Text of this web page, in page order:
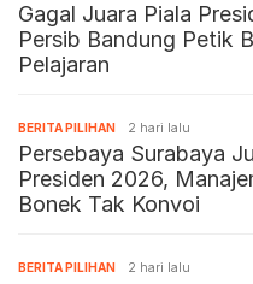
Gagal Juara Piala
Persib Bandung Petik
Pelajaran
BERITA PILIHAN 2 hari lalu
Persebaya Surabaya
Presiden 2026,
Bonek Tak Konvoi
BERITA PILIHAN 2 hari lalu